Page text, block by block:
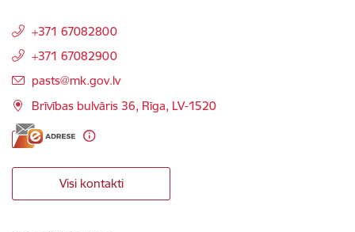
+371 67082800
+371 67082900
E-pasts:
pasts@mk.gov.lv
Brīvības bulvāris 36, Rīga, LV-1520
Visi kontakti